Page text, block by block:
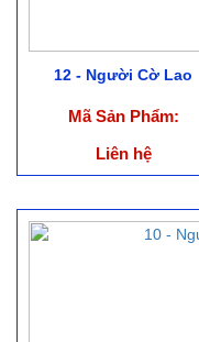
12 - Người Cờ Lao
Mã Sản Phẩm:
Liên hệ